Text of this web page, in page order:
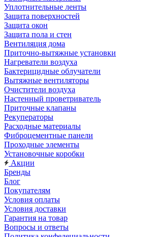
Уплотнительные ленты
Защита поверхностей
Защита окон
Защита пола и стен
Вентиляция дома
Приточно-вытяжные установки
Нагреватели воздуха
Бактерицидные облучатели
Вытяжные вентиляторы
Очистители воздуха
Настенный проветриватель
Приточные клапаны
Рекуператоры
Расходные материалы
Фиброцементные панели
Проходные элементы
Установочные коробки
Акции
Бренды
Блог
Покупателям
Условия оплаты
Условия доставки
Гарантия на товар
Вопросы и ответы